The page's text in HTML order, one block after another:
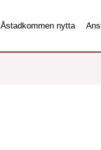
Åstadkommen nytta